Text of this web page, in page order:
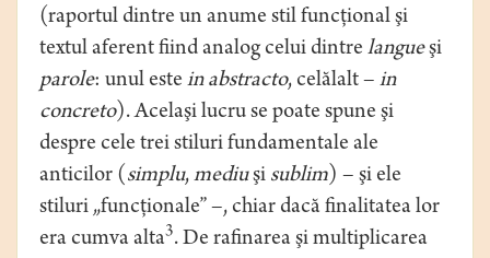
(raportul dintre un anume stil funcţional şi
textul aferent fiind analog celui dintre langueşi
parole: unul este in abstracto, celălalt – in
concreto). Acelaşi lucru se poate spune şi
despre cele trei stiluri fundamentale ale
anticilor (simplu,mediuşi sublim) – şi ele
stiluri „funcţionale” –, chiar dacă finalitatea lor
era cumva alta3. De rafinarea şi multiplicarea